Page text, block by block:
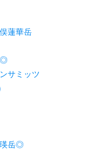
蓮華岳
◎
サミッツ
岳◎